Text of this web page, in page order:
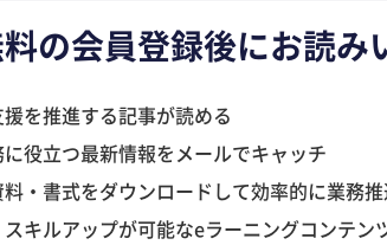
の会員登録後にお読み
を推進する記事が読める
役立つ最新情報をメールでキャッチ
・書式をダウンロードして効率的に業務
キルアップが可能なeラーニングコンテン